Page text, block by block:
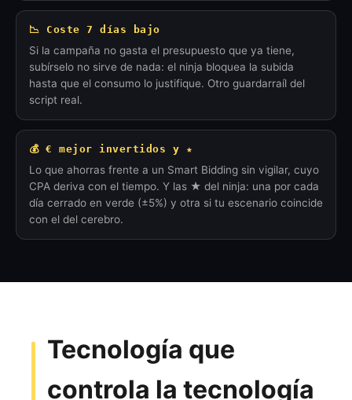
📉 Coste 7 días bajo
Si la campaña no gasta el presupuesto que ya tiene,
subírselo no sirve de nada: el ninja bloquea la subida
hasta que el consumo lo justifique. Otro guardarraíl del
script real.
💰 € mejor invertidos y ★
Lo que ahorras frente a un Smart Bidding sin vigilar, cuyo
CPA deriva con el tiempo. Y las ★ del ninja: una por cada
día cerrado en verde (±5%) y otra si tu escenario coincide
con el del cerebro.
Tecnología que
controla la tecnología